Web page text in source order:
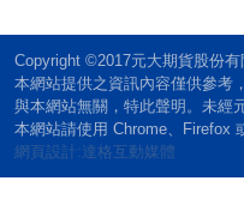
Copyright ©2017元大期貨股份有
本網站提供之資訊內容僅供參考
與本網站無關，特此聲明。未經
本網站請使用 Chrome、Firefox
網頁設計:達格互動媒體